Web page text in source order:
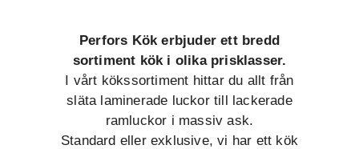
Perfors Kök erbjuder ett bredd
sortiment kök i olika prisklasser.
I vårt kökssortiment hittar du allt från
släta laminerade luckor till lackerade
ramluckor i massiv ask.
Standard eller exklusive, vi har ett kök